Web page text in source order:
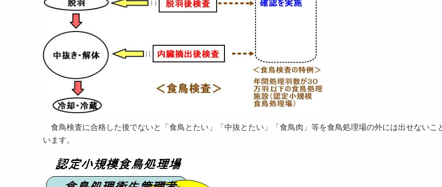
食鳥検査に合格した後でないと「食鳥とたい」「中抜とたい」「食鳥肉」等を食鳥処理場の外には出せないこ
います。